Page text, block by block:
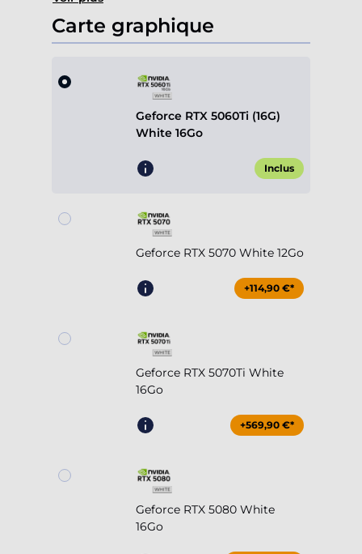
Carte graphique
Geforce RTX 5060Ti (16G)
White 16Go
Inclus
Geforce RTX 5070 White 12Go
+114,90 €*
Geforce RTX 5070Ti White
16Go
+569,90 €*
Geforce RTX 5080 White
16Go